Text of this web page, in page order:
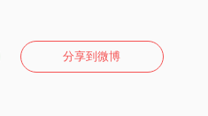
分享到微博